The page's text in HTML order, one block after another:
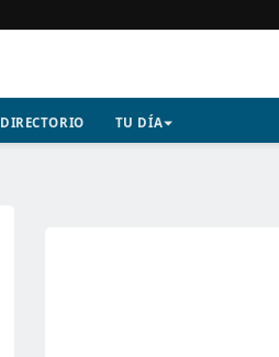
DIRECTORIO TU DÍA